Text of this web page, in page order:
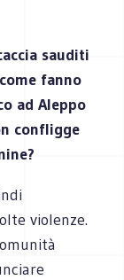
sauditi
fanno
ad Aleppo
confligge
violenze.